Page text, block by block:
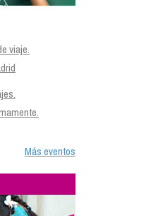
viaje.
Más eventos